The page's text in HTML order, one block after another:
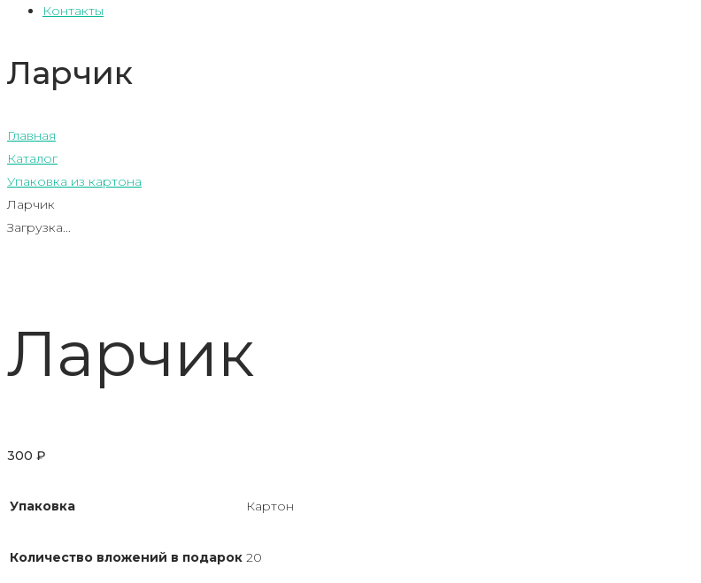
Контакты
Ларчик
Главная
Каталог
Упаковка из картона
Ларчик
Загрузка...
Ларчик
300 ₽
Упаковка Картон
Количество вложений в подарок 20